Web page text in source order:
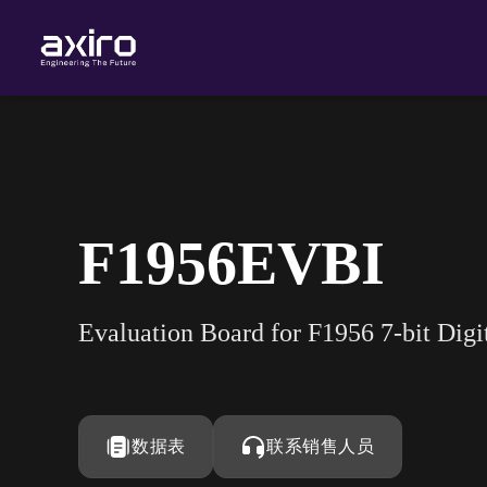
F1956EVBI
Evaluation Board for F1956 7-bit
数据表 联系销售人员